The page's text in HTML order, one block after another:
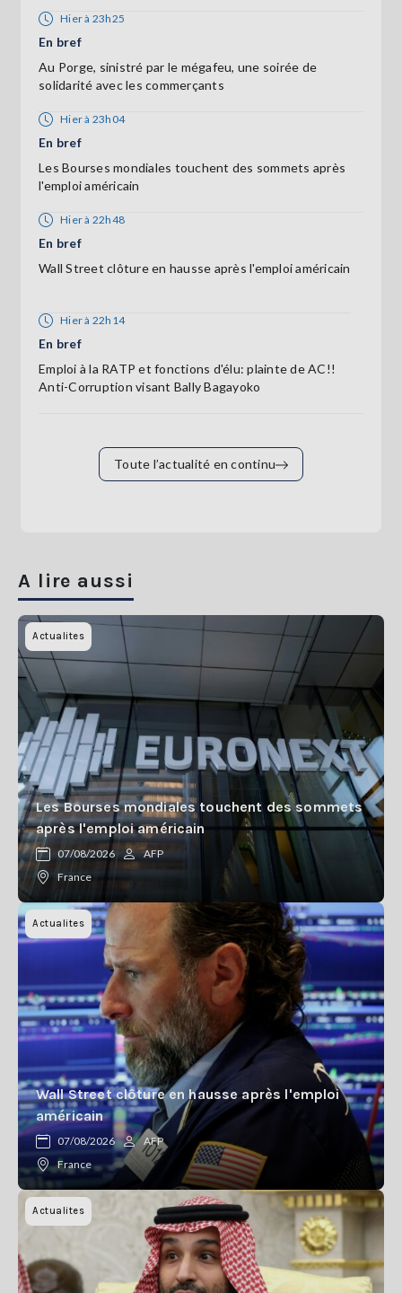
Hier à 23h25
En bref
Au Porge, sinistré par le mégafeu, une soirée de
solidarité avec les commerçants
Hier à 23h04
En bref
Les Bourses mondiales touchent des sommets après
l'emploi américain
Hier à 22h48
En bref
Wall Street clôture en hausse après l'emploi américain
Hier à 22h14
En bref
Emploi à la RATP et fonctions d'élu: plainte de AC!!
Anti-Corruption visant Bally Bagayoko
Toute l’actualité en continu
A lire aussi
Actualites
Les Bourses mondiales touchent des sommets
après l'emploi américain
07/08/2026
AFP
France
Actualites
Wall Street clôture en hausse après l'emploi
américain
07/08/2026
AFP
France
Actualites